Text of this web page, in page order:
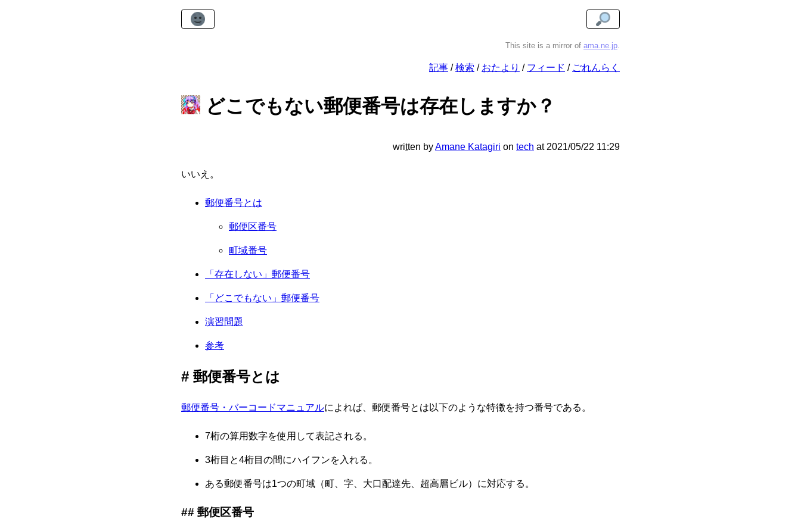
This site is a mirror of ama.ne.jp.
記事 検索 おたより フィード ごれんらく
どこでもない郵便番号は存在しますか？
written byAmane Katagiri on tech at 2021/05/22 11:29
いいえ。
郵便番号とは
郵便区番号
町域番号
「存在しない」郵便番号
「どこでもない」郵便番号
演習問題
参考
郵便番号とは
郵便番号・バーコードマニュアルによれば、郵便番号とは以下のような特徴を持つ番号である。
7桁の算用数字を使用して表記される。
3桁目と4桁目の間にハイフンを入れる。
ある郵便番号は1つの町域（町、字、大口配達先、超高層ビル）に対応する。
郵便区番号